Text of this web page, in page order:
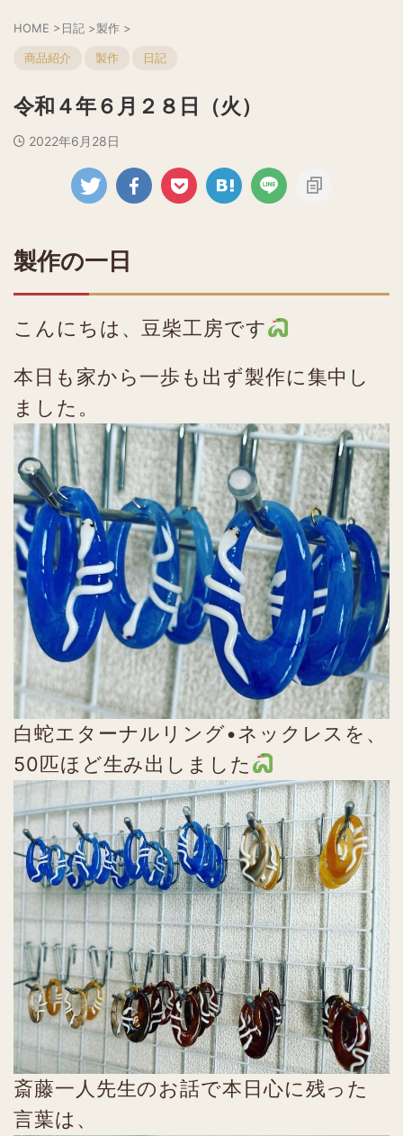
HOME >日記 >製作 >
商品紹介 製作 日記
令和４年６月２８日（火）
2022年6月28日
製作の一日
こんにちは、豆柴工房です
本日も家から一歩も出ず製作に集中し
ました。
白蛇エターナルリング•ネックレスを、
50匹ほど生み出しました
斎藤一人先生のお話で本日心に残った
言葉は、